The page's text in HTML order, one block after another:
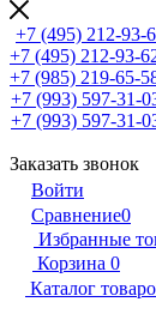
+7 (495) 212-93-
+7 (495) 212-93-
+7 (985) 219-65-
+7 (993) 597-31-
+7 (993) 597-31-
Заказать звонок
Войти
Сравнение0
Избранные
Корзина 0
Каталог